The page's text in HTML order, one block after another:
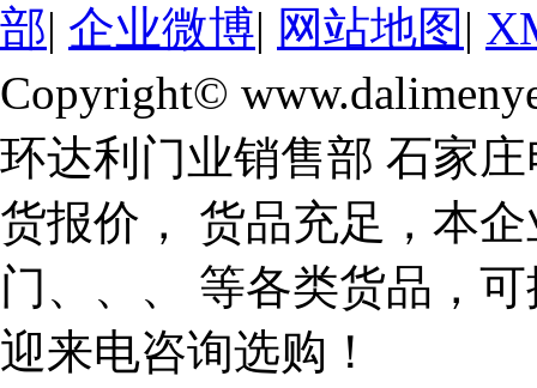
部| 企业微博| 网站地图 |
Copyright©
环达利门业销售部 石家
货报价， 货品充足，本
门、、、 等各类货品，
迎来电咨询选购！